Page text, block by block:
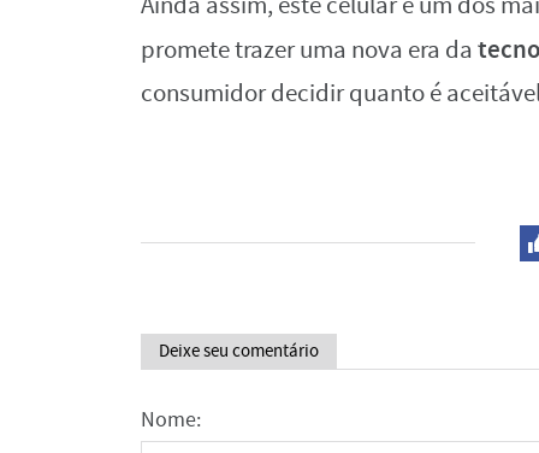
promete trazer uma nova era da
consumidor decidir quanto é
Deixe seu comentário
Nome: